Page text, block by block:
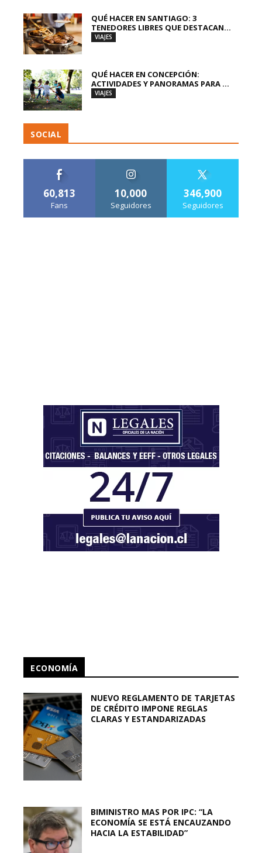
QUÉ HACER EN SANTIAGO: 3
TENEDORES LIBRES QUE DESTACAN...
VIAJES
QUÉ HACER EN CONCEPCIÓN:
ACTIVIDADES Y PANORAMAS PARA ...
VIAJES
SOCIAL
60,813
Fans
10,000
Seguidores
346,900
Seguidores
ECONOMÍA
NUEVO REGLAMENTO DE TARJETAS
DE CRÉDITO IMPONE REGLAS
CLARAS Y ESTANDARIZADAS
BIMINISTRO MAS POR IPC: “LA
ECONOMÍA SE ESTÁ ENCAUZANDO
HACIA LA ESTABILIDAD”